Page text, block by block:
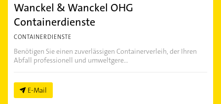
Wanckel & Wanckel OHG
Containerdienste
CONTAINERDIENSTE
Benötigen Sie einen zuverlässigen Containerverleih, der Ihren
Abfall professionell und umweltgere...
E-Mail